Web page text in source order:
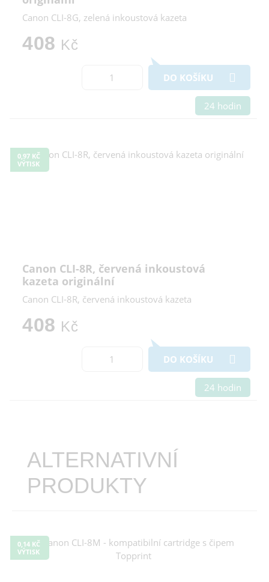
Canon CLI-8G, zelená inkoustová kazeta
408 Kč
DO KOŠÍKU
24 hodin
0,97 KČ
VÝTISK
Canon CLI-8R, červená inkoustová
kazeta originální
Canon CLI-8R, červená inkoustová kazeta
408 Kč
DO KOŠÍKU
24 hodin
ALTERNATIVNÍ
PRODUKTY
0,14 KČ
VÝTISK